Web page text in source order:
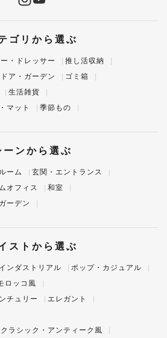
ゴリから選ぶ
ー・ドレッサー
推し活収納
ア・ガーデン
ゴミ箱
生活雑貨
マット 季節もの
ーンから選ぶ
ーム
玄関・エントランス
オフィス
和室
ーデン
ストから選ぶ
インダストリアル
ポップ・カジュアル
ロッコ風
チュリー
エレガント
クラシック・アンティーク風